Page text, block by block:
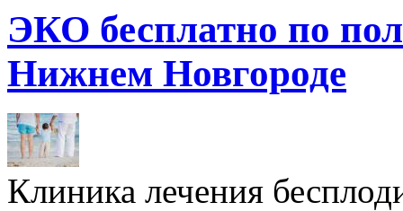
ЭКО бесплатно по
Нижнем Новгороде
Клиника лечения